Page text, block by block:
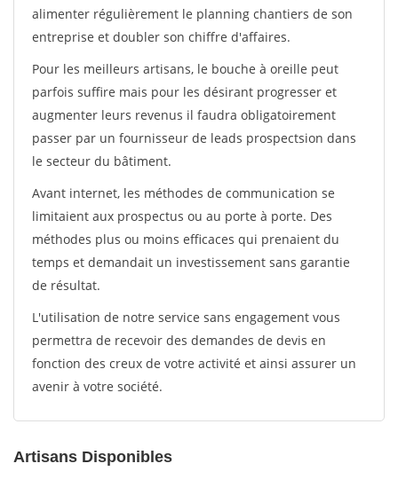
alimenter régulièrement le planning chantiers de son
entreprise et doubler son chiffre d'affaires.
Pour les meilleurs artisans, le bouche à oreille peut
parfois suffire mais pour les désirant progresser et
augmenter leurs revenus il faudra obligatoirement
passer par un fournisseur de leads prospectsion dans
le secteur du bâtiment.
Avant internet, les méthodes de communication se
limitaient aux prospectus ou au porte à porte. Des
méthodes plus ou moins efficaces qui prenaient du
temps et demandait un investissement sans garantie
de résultat.
L'utilisation de notre service sans engagement vous
permettra de recevoir des demandes de devis en
fonction des creux de votre activité et ainsi assurer un
avenir à votre société.
Artisans Disponibles